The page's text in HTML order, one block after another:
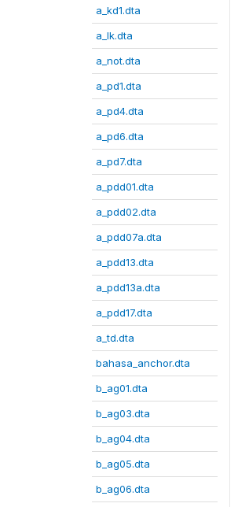
a_kd1.dta
a_lk.dta
a_not.dta
a_pd1.dta
a_pd4.dta
a_pd6.dta
a_pd7.dta
a_pdd01.dta
a_pdd02.dta
a_pdd07a.dta
a_pdd13.dta
a_pdd13a.dta
a_pdd17.dta
a_td.dta
bahasa_anchor.dta
b_ag01.dta
b_ag03.dta
b_ag04.dta
b_ag05.dta
b_ag06.dta